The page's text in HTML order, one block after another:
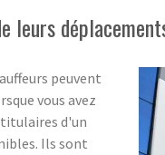
leurs
peuvent
vous avez
titulaires d'un
Ils sont